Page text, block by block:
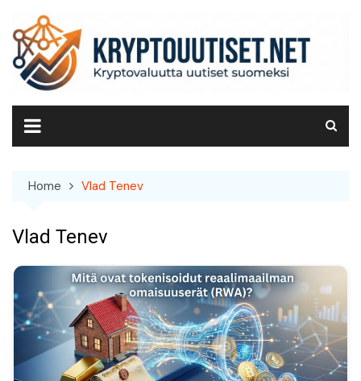
content
Home Vlad Tenev
Vlad Tenev